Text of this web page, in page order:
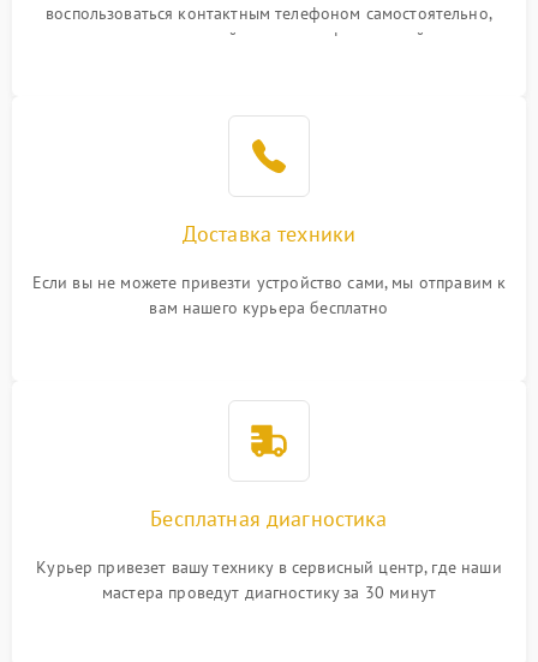
воспользоваться контактным телефоном самостоятельно,
или оставить свой номер телефона на сайте
Доставка техники
Если вы не можете привезти устройство сами, мы отправим к
вам нашего курьера бесплатно
Бесплатная диагностика
Курьер привезет вашу технику в сервисный центр, где наши
мастера проведут диагностику за 30 минут